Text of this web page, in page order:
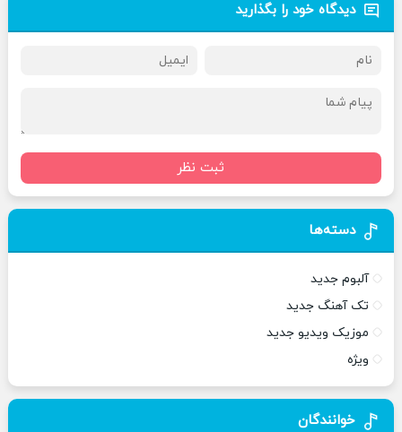
دیدگاه خود را بگذارید
ثبت نظر
دسته‌ها
آلبوم جدید
تک آهنگ جدید
موزیک ویدیو جدید
ویژه
خوانندگان